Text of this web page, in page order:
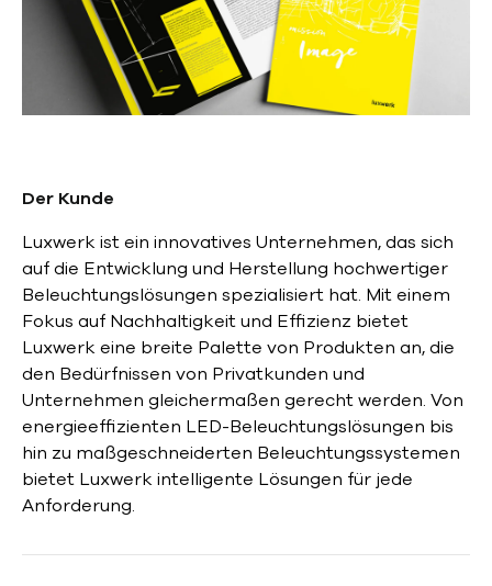
Der Kunde
Luxwerk ist ein innovatives Unternehmen, das sich
auf die Entwicklung und Herstellung hochwertiger
Beleuchtungslösungen spezialisiert hat. Mit einem
Fokus auf Nachhaltigkeit und Effizienz bietet
Luxwerk eine breite Palette von Produkten an, die
den Bedürfnissen von Privatkunden und
Unternehmen gleichermaßen gerecht werden. Von
energieeffizienten LED-Beleuchtungslösungen bis
hin zu maßgeschneiderten Beleuchtungssystemen
bietet Luxwerk intelligente Lösungen für jede
Anforderung.